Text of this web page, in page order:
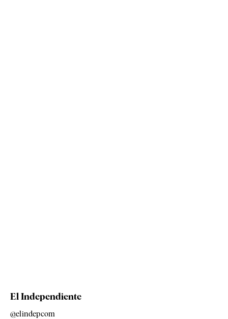
El Independiente
@elindepcom